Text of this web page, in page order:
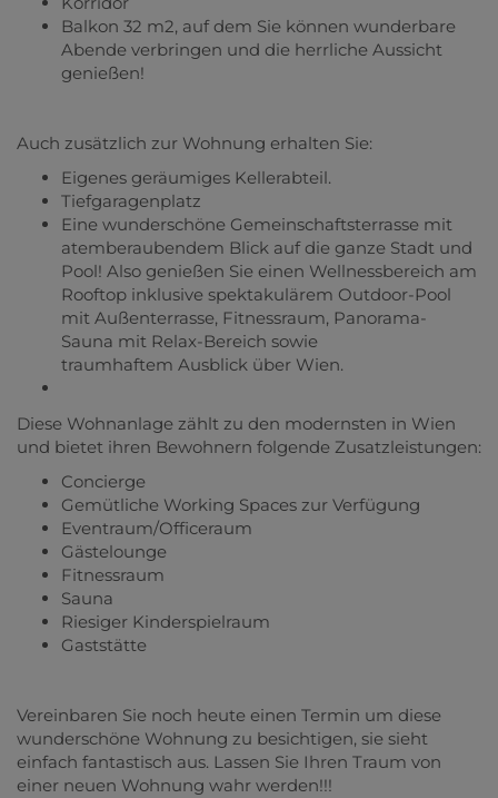
Balkon 32 m2, auf dem Sie können wunderbare
Abende verbringen und die herrliche Aussicht
genießen!
Auch zusätzlich zur Wohnung erhalten Sie:
Eigenes geräumiges Kellerabteil.
Tiefgaragenplatz
Eine wunderschöne Gemeinschaftsterrasse mit
atemberaubendem Blick auf die ganze Stadt und
Pool! Also genießen Sie einen Wellnessbereich am
Rooftop inklusive spektakulärem Outdoor-Pool
mit Außenterrasse, Fitnessraum, Panorama-
Sauna mit Relax-Bereich sowie
traumhaftem Ausblick über Wien.
Diese Wohnanlage zählt zu den modernsten in Wien
und bietet ihren Bewohnern folgende Zusatzleistungen:
Concierge
Gemütliche Working Spaces zur Verfügung
Eventraum/Officeraum
Gästelounge
Fitnessraum
Sauna
Riesiger Kinderspielraum
Gaststätte
Vereinbaren Sie noch heute einen Termin um diese
wunderschöne Wohnung zu besichtigen, sie sieht
einfach fantastisch aus. Lassen Sie Ihren Traum von
einer neuen Wohnung wahr werden!!!